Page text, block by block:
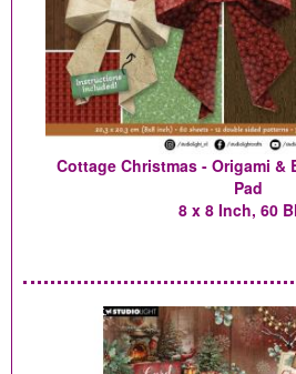
Cottage Christmas - Origami &
Pad
8 x 8 Inch, 60